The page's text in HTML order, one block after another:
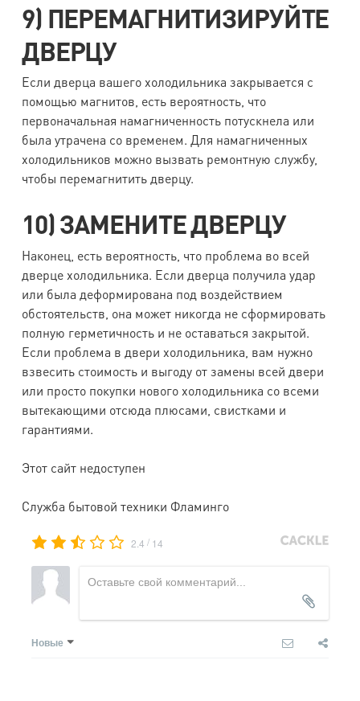
9) ПЕРЕМАГНИТИЗИРУЙТЕ
ДВЕРЦУ
Если дверца вашего холодильника закрывается с
помощью магнитов, есть вероятность, что
первоначальная намагниченность потускнела или
была утрачена со временем. Для намагниченных
холодильников можно вызвать ремонтную службу,
чтобы перемагнитить дверцу.
10) ЗАМЕНИТЕ ДВЕРЦУ
Наконец, есть вероятность, что проблема во всей
дверце холодильника. Если дверца получила удар
или была деформирована под воздействием
обстоятельств, она может никогда не сформировать
полную герметичность и не оставаться закрытой.
Если проблема в двери холодильника, вам нужно
взвесить стоимость и выгоду от замены всей двери
или просто покупки нового холодильника со всеми
вытекающими отсюда плюсами, свистками и
гарантиями.
Этот сайт недоступен
Служба бытовой техники Фламинго
2.4 / 14
Новые